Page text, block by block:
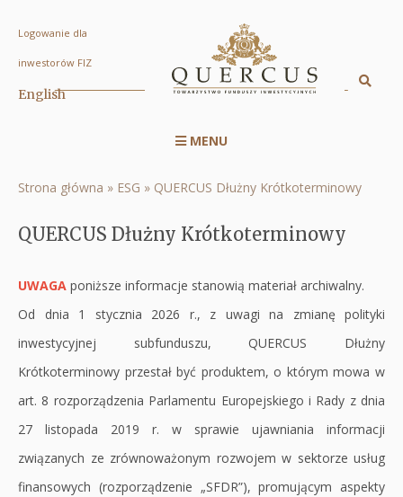
QUERCUS
Dłużny
Krótkoterminowy
TFI
S.A.
Logowanie dla
inwestorów FIZ
English
serwisu
MENU
Ścieżka
nawigacyjna
Strona główna ESG QUERCUS Dłużny Krótkoterminowy
QUERCUS Dłużny Krótkoterminowy
UWAGA poniższe informacje stanowią materiał archiwalny.
Od dnia 1 stycznia 2026 r., z uwagi na zmianę polityki
inwestycyjnej subfunduszu, QUERCUS Dłużny
Krótkoterminowy przestał być produktem, o którym mowa w
art. 8 rozporządzenia Parlamentu Europejskiego i Rady z dnia
27 listopada 2019 r. w sprawie ujawniania informacji
związanych ze zrównoważonym rozwojem w sektorze usług
finansowych (rozporządzenie „SFDR”), promującym aspekty